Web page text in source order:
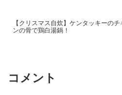
【クリスマス自炊】ケンタッキーのチ
ンの骨で鶏白湯鍋！
コメント